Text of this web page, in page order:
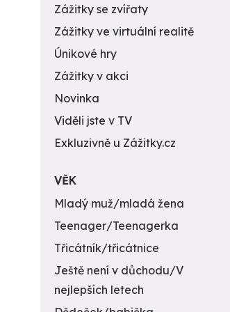
Zážitky se zvířaty
Zážitky ve virtuální realitě
Únikové hry
Zážitky v akci
Novinka
Viděli jste v TV
Exkluzivně u Zážitky.cz
VĚK
Mladý muž/mladá žena
Teenager/Teenagerka
Třicátník/třicátnice
Ještě není v důchodu/V
nejlepších letech